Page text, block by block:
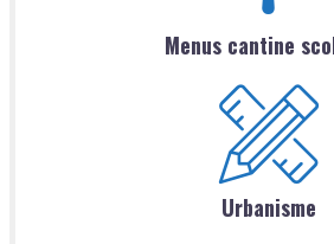
Menus cantine
Urbanisme